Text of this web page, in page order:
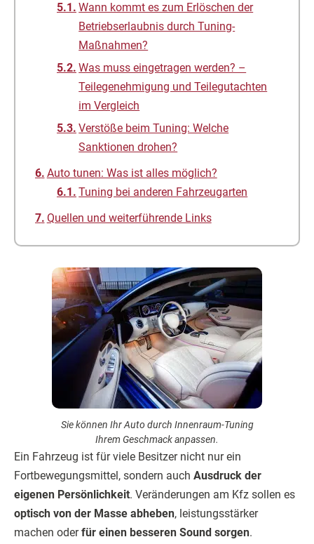
Wann kommt es zum Erlöschen der
Betriebserlaubnis durch Tuning-
Maßnahmen?
Was muss eingetragen werden? –
Teilegenehmigung und Teilegutachten
im Vergleich
Verstöße beim Tuning: Welche
Sanktionen drohen?
Auto tunen: Was ist alles möglich?
Tuning bei anderen Fahrzeugarten
Quellen und weiterführende Links
Sie können Ihr Auto durch Innenraum-Tuning
Ihrem Geschmack anpassen.
Ein Fahrzeug ist für viele Besitzer nicht nur ein
Fortbewegungsmittel, sondern auch Ausdruck der
eigenen Persönlichkeit. Veränderungen am Kfz sollen es
optisch von der Masse abheben, leistungsstärker
machen oderfür einen besseren Sound sorgen.